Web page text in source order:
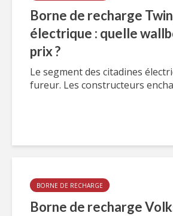
Borne de recharge
électrique : quelle
prix ?
Le segment des citadines
fureur. Les constructeurs
BORNE DE RECHARGE
Borne de recharge